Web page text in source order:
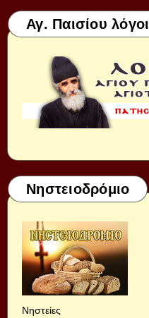
Αγ. Παισίου λόγοι
Νηστειοδρόμιο
Νηστείες